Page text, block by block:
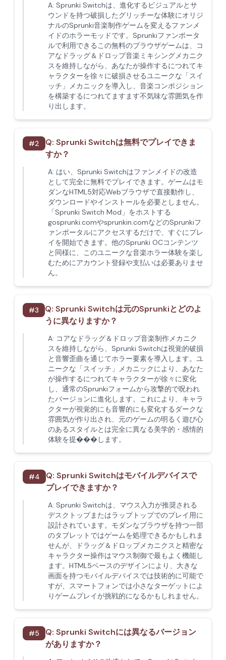
A: Sprunki Switchは、進化するビジュアルとサ
ウンドを持つ破損したグリッチーな体験にオリジ
ナルのSprunki音楽制作ゲームを変えるファンメ
イドのホラーモッドです。Sprunkiファンポータ
ルで利用できるこの無料のブラウザゲームは、コ
アなドラッグ＆ドロップ音楽ミキシングメカニク
スを維持しながら、あなたが操作するにつれてキ
ャラクターを徐々に破損させるユニークな「スイ
ッチ」メカニックを導入し、音楽コンポジション
を構築するにつれてますます不気味な雰囲気を作
り出します。
#2 Q: Sprunki Switchは無料でプレイできま
すか？
A: はい、Sprunki Switchはファンメイドの改造
として完全に無料でプレイできます。ゲームはモ
ダンなHTML5対応Webブラウザで直接動作し、
ダウンロードやインストールを必要としません。
「Sprunki Switch Mod」をホストする
gosprunki.comやsprunkin.comなどのSprunkiフ
ァンポータルにアクセスするだけで、すぐにプレ
イを開始できます。他のSprunki OCコンテンツ
と同様に、このユニークな音楽ホラー体験を楽し
むためにアカウント登録や支払いは必要ありませ
ん。
#3 Q: Sprunki Switchは元のSprunkiとどのよ
うに異なりますか？
A: コアなドラッグ＆ドロップ音楽制作メカニク
スを維持しながら、Sprunki Switchは視覚的破損
と音響歪曲を通じてホラー要素を導入します。ユ
ニークな「スイッチ」メカニックにより、あなた
が操作するにつれてキャラクターが徐々に変化
し、通常のSprunkiフォームから攻撃的で呪われ
たバージョンに進化します。これにより、キャラ
クターが視覚的にも音響的にも変化するダークな
雰囲気が作り出され、元のゲームの明るく遊び心
のあるスタイルとは完全に異なる美学的・感情的
体験を提���します。
#4 Q: Sprunki Switchはモバイルデバイスで
プレイできますか？
A: Sprunki Switchは、マウス入力が推奨される
デスクトップまたはラップトップでのプレイ用に
設計されています。モダンなブラウザを持つ一部
のタブレットではゲームを処理できるかもしれま
せんが、ドラッグ＆ドロップメカニクスと精密な
キャラクター操作はマウス制御で最もよく機能し
ます。HTML5ベースのデザインにより、大きな
画面を持つモバイルデバイスでは技術的に可能で
すが、スマートフォンでは小さなターゲットによ
りゲームプレイが挑戦的になるかもしれません。
#5 Q: Sprunki Switchには異なるバージョン
がありますか？